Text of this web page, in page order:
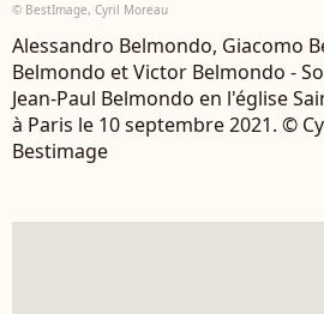
© BestImage, Cyril Moreau
Alessandro Belmondo, Giacomo
Belmondo et Victor Belmondo -
Jean-Paul Belmondo en l'église
à Paris le 10 septembre 2021. ©
Bestimage